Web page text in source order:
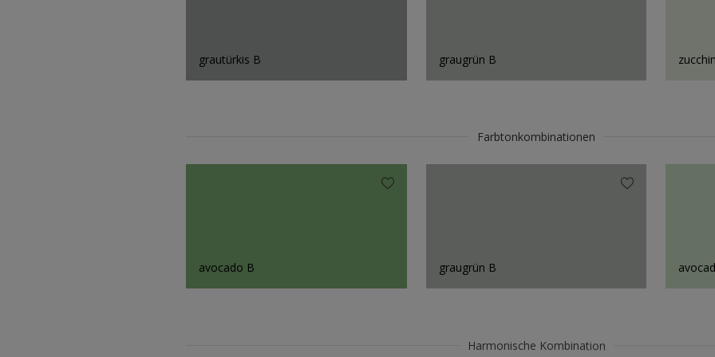
grautürkis B graugrün B
Farbtonkombinationen
avocado B graugrün B
Harmonische Kombination